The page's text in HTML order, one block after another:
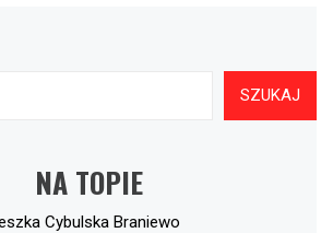
SZUKAJ
NA TOPIE
Cybulska Braniewo